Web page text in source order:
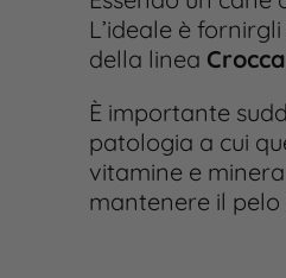
L’ideale è
della linea
È importante
patologia a cui
vitamine e
mantenere il pelo